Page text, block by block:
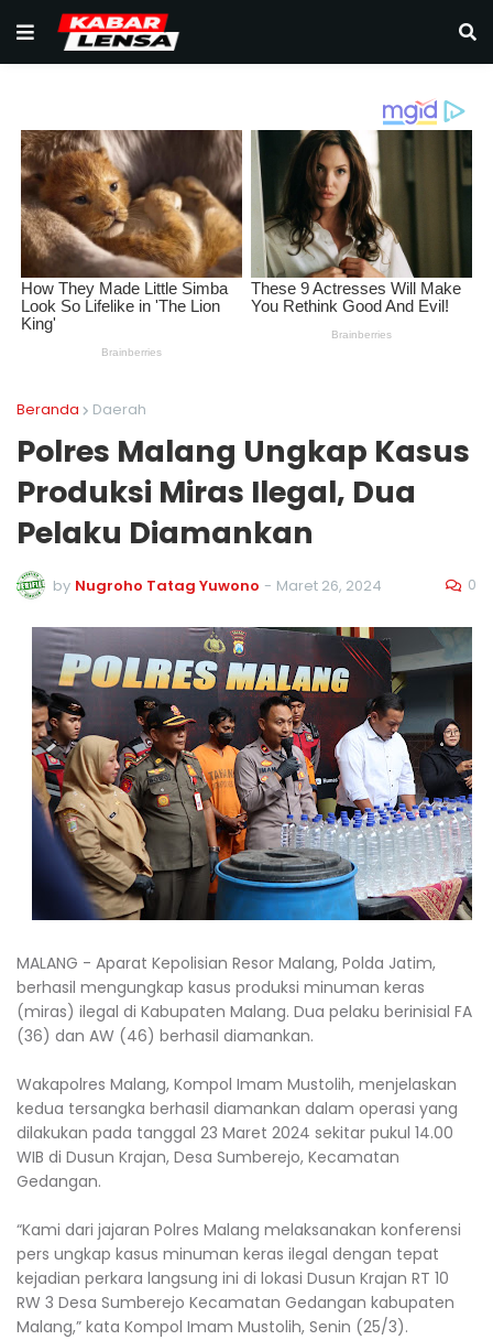
Beranda Daerah
Polres Malang Ungkap Kasus
Produksi Miras Ilegal, Dua
Pelaku Diamankan
by Nugroho Tatag Yuwono - Maret 26, 2024 0
MALANG - Aparat Kepolisian Resor Malang, Polda Jatim,
berhasil mengungkap kasus produksi minuman keras
(miras) ilegal di Kabupaten Malang. Dua pelaku berinisial FA
(36) dan AW (46) berhasil diamankan.
Wakapolres Malang, Kompol Imam Mustolih, menjelaskan
kedua tersangka berhasil diamankan dalam operasi yang
dilakukan pada tanggal 23 Maret 2024 sekitar pukul 14.00
WIB di Dusun Krajan, Desa Sumberejo, Kecamatan
Gedangan.
“Kami dari jajaran Polres Malang melaksanakan konferensi
pers ungkap kasus minuman keras ilegal dengan tepat
kejadian perkara langsung ini di lokasi Dusun Krajan RT 10
RW 3 Desa Sumberejo Kecamatan Gedangan kabupaten
Malang,” kata Kompol Imam Mustolih, Senin (25/3).